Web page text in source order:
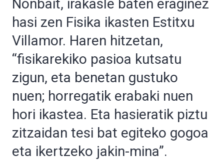
Nonbait, irakasle baten eraginez
hasi zen Fisika ikasten Estitxu
Villamor. Haren hitzetan,
“fisikarekiko pasioa kutsatu
zigun, eta benetan gustuko
nuen; horregatik erabaki nuen
hori ikastea. Eta hasieratik piztu
zitzaidan tesi bat egiteko gogoa
eta ikertzeko jakin-mina”.